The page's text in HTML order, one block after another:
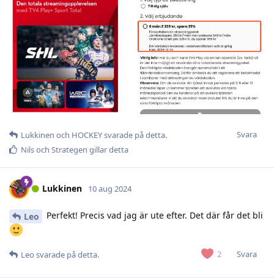
Svara
Lukkinen och HOCKEYsvarade på detta.
Nilsoch Strategen gillar detta
Lukkinen 10 aug 2024
Leo Perfekt! Precis vad jag är ute efter. Det där får det bli
2 Svara
Leo svarade på detta.